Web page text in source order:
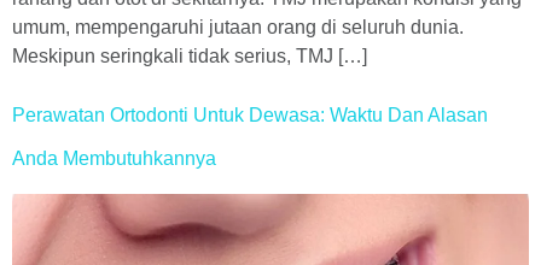
umum, mempengaruhi jutaan orang di seluruh dunia.
Meskipun seringkali tidak serius, TMJ […]
Perawatan Ortodonti Untuk Dewasa: Waktu Dan Alasan
Anda Membutuhkannya